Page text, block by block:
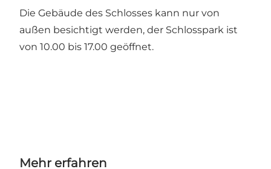
Die Gebäude des Schlosses kann nur von
außen besichtigt werden, der Schlosspark ist
von 10.00 bis 17.00 geöffnet.
Mehr erfahren